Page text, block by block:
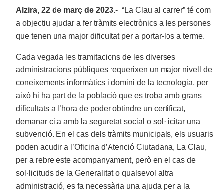
Alzira, 22 de març de 2023.- “La Clau al carrer” té com
a objectiu ajudar a fer tràmits electrònics a les persones
que tenen una major dificultat per a portar-los a terme.
Cada vegada les tramitacions de les diverses
administracions públiques requerixen un major nivell de
coneixements informàtics i domini de la tecnologia, per
això hi ha part de la població que es troba amb grans
dificultats a l’hora de poder obtindre un certificat,
demanar cita amb la seguretat social o sol·licitar una
subvenció. En el cas dels tràmits municipals, els usuaris
poden acudir a l’Oficina d’Atenció Ciutadana, La Clau,
per a rebre este acompanyament, però en el cas de
sol·licituds de la Generalitat o qualsevol altra
administració, es fa necessària una ajuda per a la